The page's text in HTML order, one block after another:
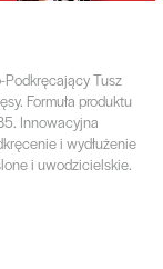
Podkręcający Tusz
Formuła produktu
Innowacyjna
i wydłużenie
i uwodzicielskie.